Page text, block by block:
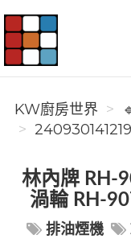
KW廚房世界
KW廚房世界
240930141219
林內牌 RH-
渦輪 RH-
排油煙機